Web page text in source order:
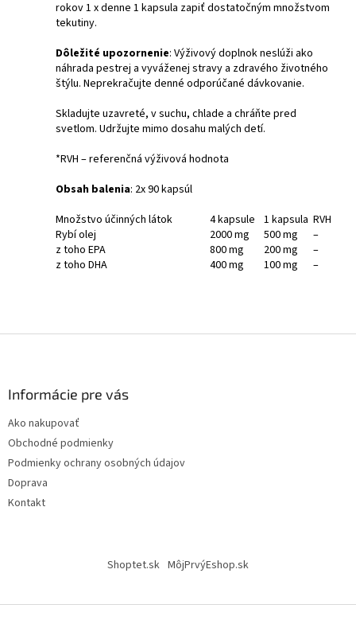
rokov 1 x denne 1 kapsula zapiť dostatočným množstvom
tekutiny.
Dôležité upozornenie: Výživový doplnok neslúži ako
náhrada pestrej a vyváženej stravy a zdravého životného
štýlu. Neprekračujte denné odporúčané dávkovanie.
Skladujte uzavreté, v suchu, chlade a chráňte pred
svetlom. Udržujte mimo dosahu malých detí.
*RVH – referenčná výživová hodnota
Obsah balenia: 2x 90 kapsúl
Množstvo účinných látok
4 kapsule 1 kapsula RVH
Rybí olej
2000 mg 500 mg
–
z toho EPA
800 mg 200 mg
–
z toho DHA
400 mg 100 mg –
Informácie pre vás
Ako nakupovať
Obchodné podmienky
Podmienky ochrany osobných údajov
Doprava
Kontakt
Shoptet.sk MôjPrvýEshop.sk